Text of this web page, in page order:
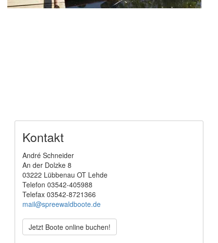
Kontakt
André Schneider
An der Dolzke 8
03222 Lübbenau OT Lehde
Telefon 03542-405988
Telefax 03542-8721366
mail@spreewaldboote.de
Jetzt Boote online buchen!